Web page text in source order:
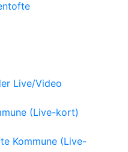
Live/Video
(Live-kort)
Kommune (Live-